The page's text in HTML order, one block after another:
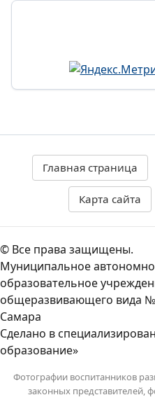
Главная страница
Карта сайта
© Все права защищены.
Муниципальное
образовательное
общеразвивающего вида
Самара
Сделано в
образование»
Фотографии воспитанников
законных представителей,